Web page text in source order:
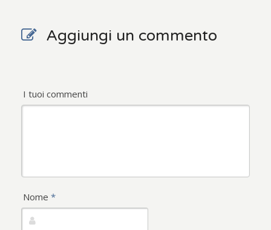
Aggiungi un commento
I tuoi commenti
Nome*